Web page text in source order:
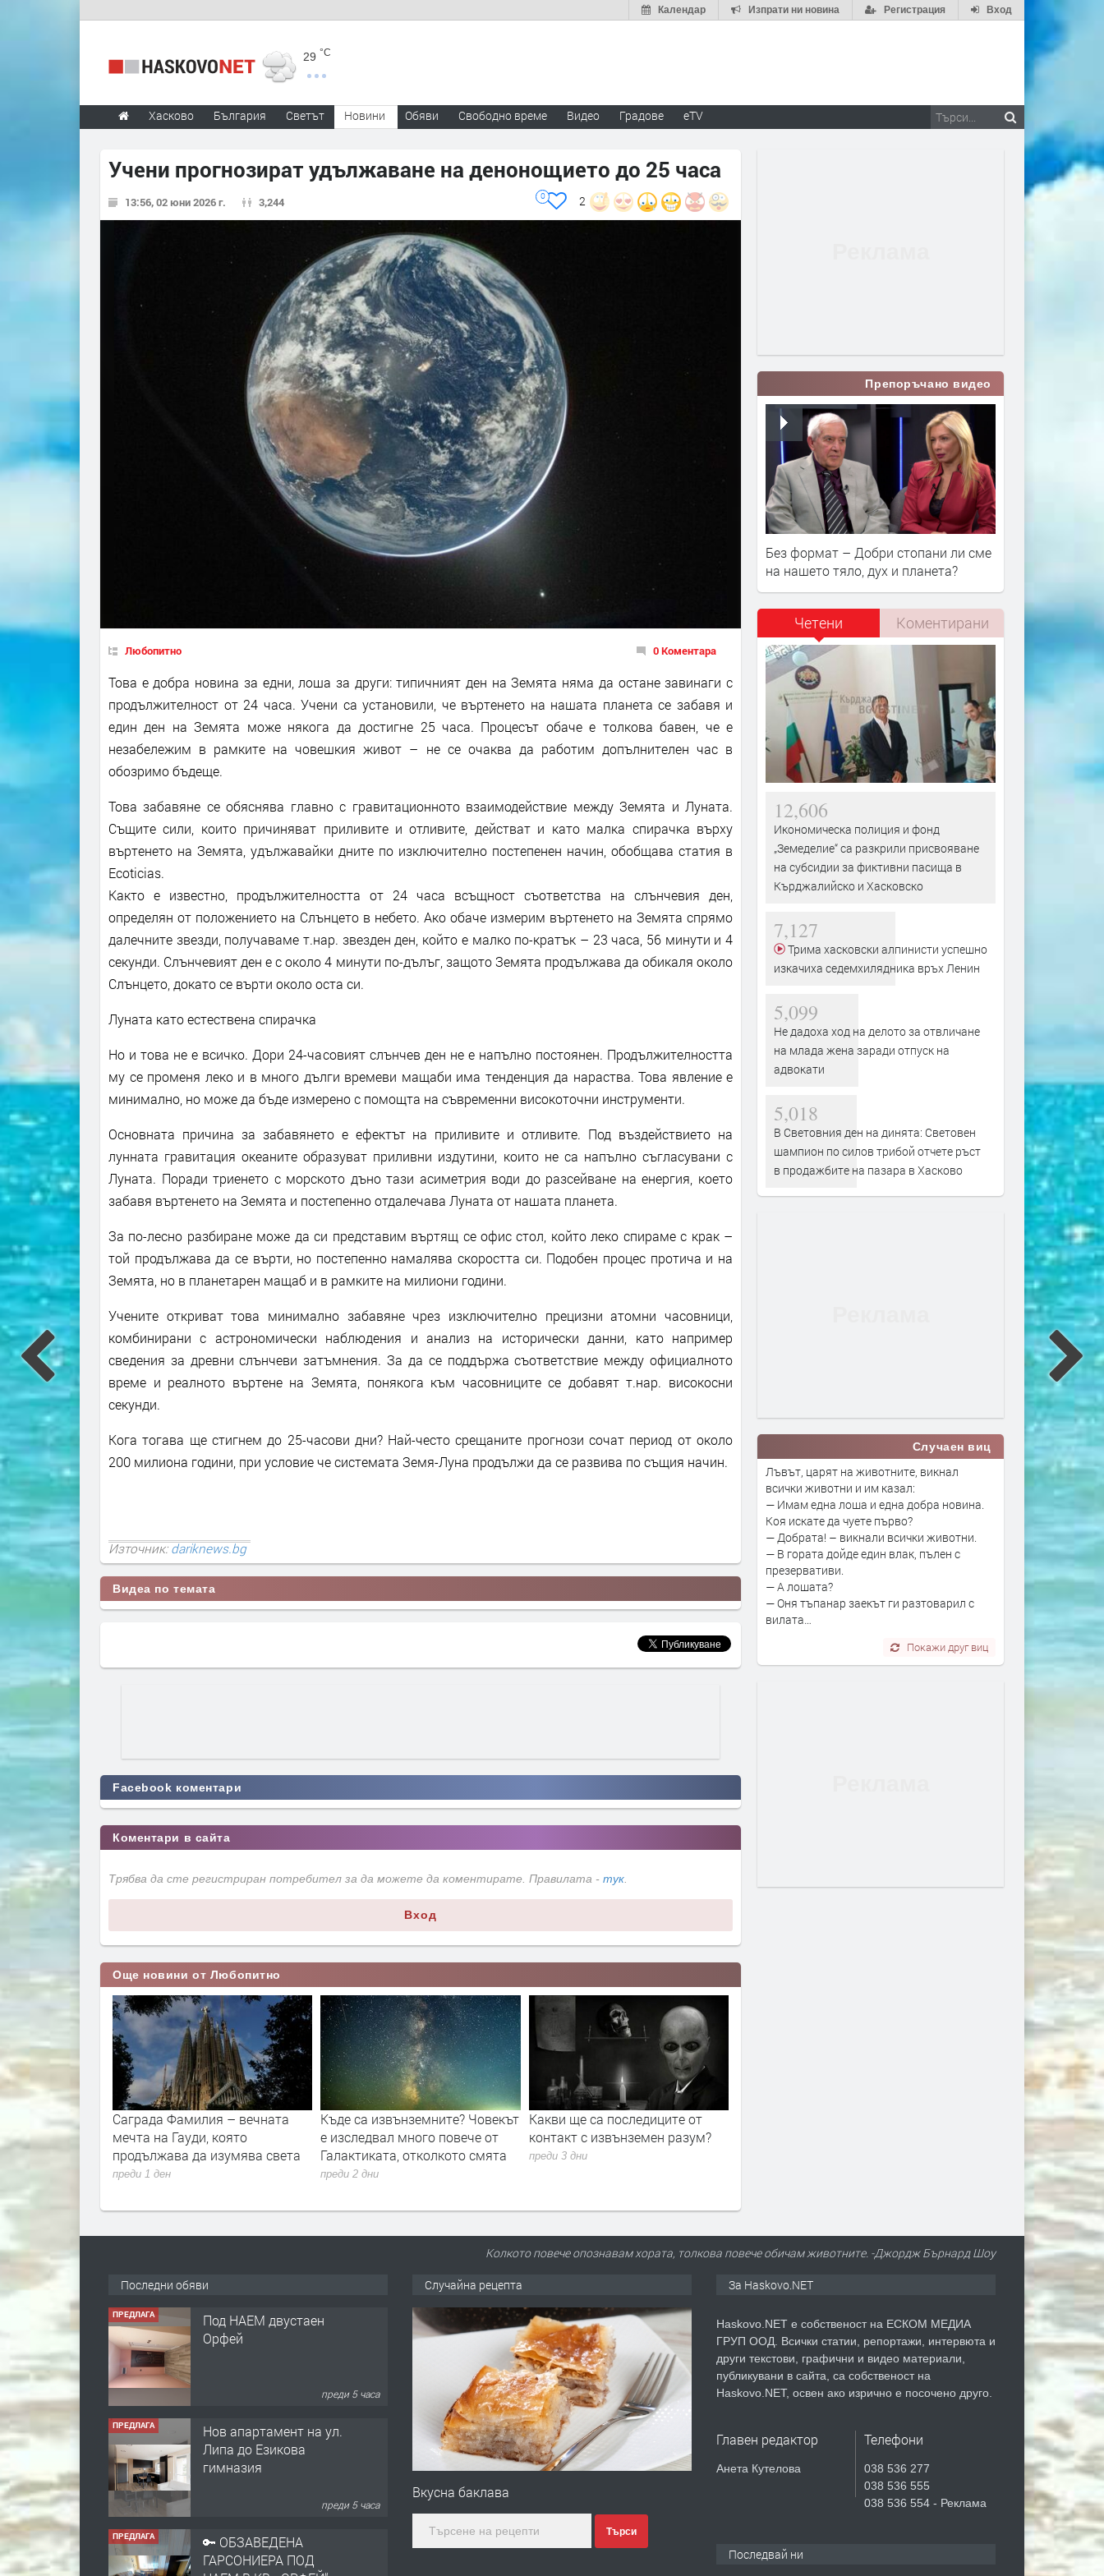
Вход
Регистрация
Изпрати ни новина
Календар
29 °C
Хасково България Светът Новини Обяви Свободно време Видео Градове eTV
Учени прогнозират удължаване на денонощието до 25 часа
13:56, 02 юни 2026 г. 3,244 2
0
Любопитно 0 Коментара
Това е добра новина за едни, лоша за други: типичният ден на Земята няма да остане завинаги с
продължителност от 24 часа. Учени са установили, че въртенето на нашата планета се забавя и
един ден на Земята може някога да достигне 25 часа. Процесът обаче е толкова бавен, че е
незабележим в рамките на човешкия живот – не се очаква да работим допълнителен час в
обозримо бъдеще.
Това забавяне се обяснява главно с гравитационното взаимодействие между Земята и Луната.
Същите сили, които причиняват приливите и отливите, действат и като малка спирачка върху
въртенето на Земята, удължавайки дните по изключително постепенен начин, обобщава статия в
Ecoticias.
Както е известно, продължителността от 24 часа всъщност съответства на слънчевия ден,
определян от положението на Слънцето в небето. Ако обаче измерим въртенето на Земята спрямо
далечните звезди, получаваме т.нар. звезден ден, който е малко по-кратък – 23 часа, 56 минути и 4
секунди. Слънчевият ден е с около 4 минути по-дълъг, защото Земята продължава да обикаля около
Слънцето, докато се върти около оста си.
Луната като естествена спирачка
Но и това не е всичко. Дори 24-часовият слънчев ден не е напълно постоянен. Продължителността
му се променя леко и в много дълги времеви мащаби има тенденция да нараства. Това явление е
минимално, но може да бъде измерено с помощта на съвременни високоточни инструменти.
Основната причина за забавянето е ефектът на приливите и отливите. Под въздействието на
лунната гравитация океаните образуват приливни издутини, които не са напълно съгласувани с
Луната. Поради триенето с морското дъно тази асиметрия води до разсейване на енергия, което
забавя въртенето на Земята и постепенно отдалечава Луната от нашата планета.
За по-лесно разбиране може да си представим въртящ се офис стол, който леко спираме с крак –
той продължава да се върти, но постепенно намалява скоростта си. Подобен процес протича и на
Земята, но в планетарен мащаб и в рамките на милиони години.
Учените откриват това минимално забавяне чрез изключително прецизни атомни часовници,
комбинирани с астрономически наблюдения и анализ на исторически данни, като например
сведения за древни слънчеви затъмнения. За да се поддържа съответствие между официалното
време и реалното въртене на Земята, понякога към часовниците се добавят т.нар. високосни
секунди.
Кога тогава ще стигнем до 25-часови дни? Най-често срещаните прогнози сочат период от около
200 милиона години, при условие че системата Земя-Луна продължи да се развива по същия начин.
Източник:dariknews.bg
Видеа по темата
Facebook коментари
Коментари в сайта
Трябва да сте регистриран потребител за да можете да коментирате. Правилата - тук.
Вход
Още новини от Любопитно
и
Саграда Фамилия – вечната
мечта на Гауди, която
продължава да изумява света
преди 1 ден
Къде са извънземните? Човекът
е изследвал много повече от
Галактиката, отколкото смята
преди 2 дни
Какви ще са последиците от
контакт с извънземен разум?
преди 3 дни
Защо комарите хапят
повече от други?
в „сладката кръв“
Препоръчано видео
Без формат – Добри стопани ли сме
на нашето тяло, дух и планета?
Четени Коментирани
12,606
Икономическа полиция и фонд
„Земеделие“ са разкрили присвояване
на субсидии за фиктивни пасища в
Кърджалийско и Хасковско
7,127
Трима хасковски алпинисти успешно
изкачиха седемхилядника връх Ленин
5,099
Не дадоха ход на делото за отвличане
на млада жена заради отпуск на
адвокати
5,018
В Световния ден на динята: Световен
шампион по силов трибой отчете ръст
в продажбите на пазара в Хасково
Случаен виц
Лъвът, царят на животните, викнал
всички животни и им казал:
— Имам една лоша и една добра новина.
Коя искате да чуете първо?
— Добрата! – викнали всички животни.
— В гората дойде един влак, пълен с
презервативи.
— А лошата?
— Оня тъпанар заекът ги разтоварил с
вилата…
Покажи друг виц
Колкото повече опознавам хората, толкова повече обичам животните. -Джордж Бърнард Шоу
Последни обяви
ПРЕДЛАГА
Под НАЕМ двустаен
Орфей
преди 5 часа
ПРЕДЛАГА
Нов апартамент на ул.
Липа до Езикова
гимназия
преди 5 часа
ПРЕДЛАГА
🔑 ОБЗАВЕДЕНА
ГАРСОНИЕРА ПОД
Случайна рецепта
Вкусна баклава
Търси
За Haskovo.NET
Haskovo.NET е собственост на ЕСКОМ МЕДИА
ГРУП ООД. Всички статии, репортажи, интервюта и
други текстови, графични и видео материали,
публикувани в сайта, са собственост на
Haskovo.NET, освен ако изрично е посочено друго.
Главен редактор
Анета Кутелова
Телефони
038 536 277
038 536 555
038 536 554 - Реклама
Последвай ни